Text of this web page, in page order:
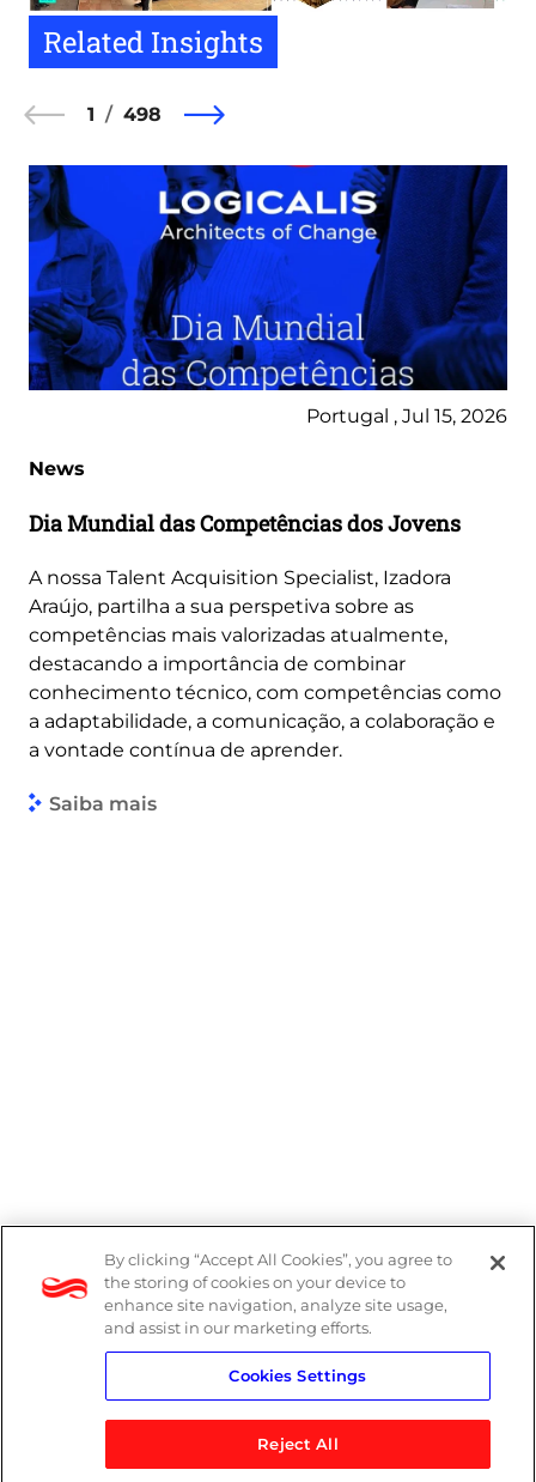
Related Insights
1 498
Portugal , Jul 15, 2026
News
Dia Mundial das Competências dos Jovens
A nossa Talent Acquisition Specialist, Izadora
Araújo, partilha a sua perspetiva sobre as
competências mais valorizadas atualmente,
destacando a importância de combinar
conhecimento técnico, com competências como
a adaptabilidade, a comunicação, a colaboração e
a vontade contínua de aprender.
Saiba mais
Denúncias
Política de Privacidade
Política do Sistema de Gestão Integrado
By clicking “Accept All Cookies”, you agree to
the storing of cookies on your device to
enhance site navigation, analyze site usage,
and assist in our marketing efforts.
Cookies Settings
Reject All